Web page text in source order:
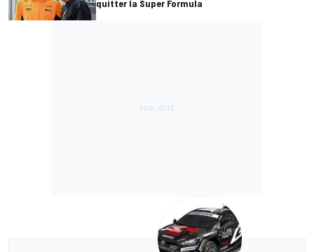
quitter la Super Formula